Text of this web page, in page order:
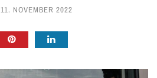
11. NOVEMBER 2022